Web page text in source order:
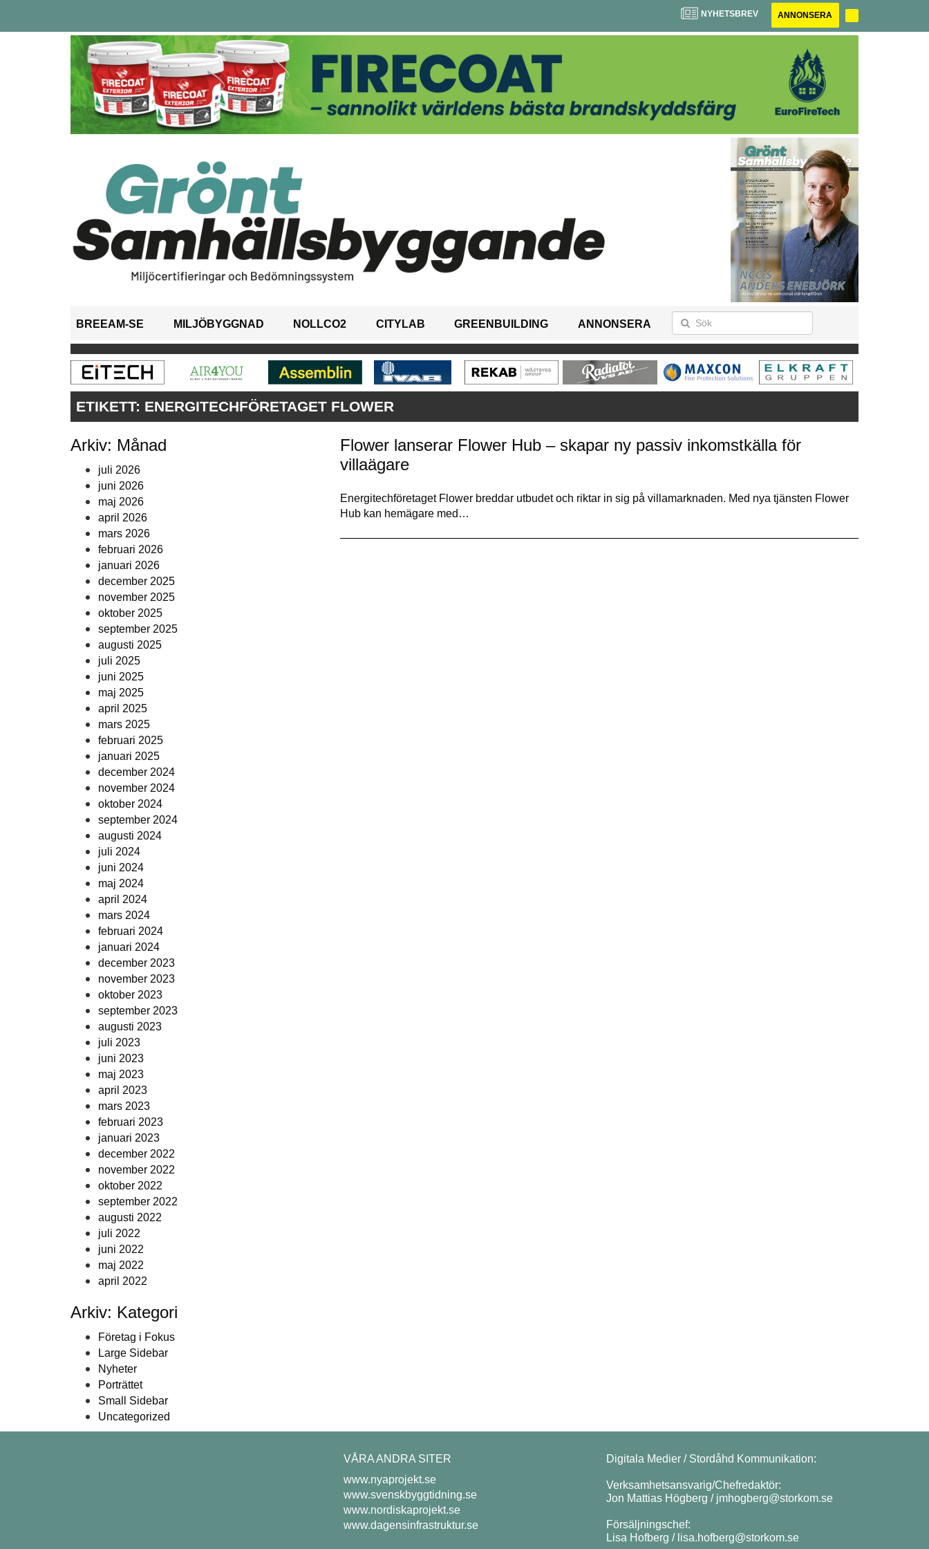
NYHETSBREV ANNONSERA
BREEAM-SE MILJÖBYGGNAD NOLLCO2 CITYLAB GREENBUILDING ANNONSERA
ETIKETT: ENERGITECHFÖRETAGET FLOWER
Arkiv: Månad
juli 2026
juni 2026
maj 2026
april 2026
mars 2026
februari 2026
januari 2026
december 2025
november 2025
oktober 2025
september 2025
augusti 2025
juli 2025
juni 2025
maj 2025
april 2025
mars 2025
februari 2025
januari 2025
december 2024
november 2024
oktober 2024
september 2024
augusti 2024
juli 2024
juni 2024
maj 2024
april 2024
mars 2024
februari 2024
januari 2024
december 2023
november 2023
oktober 2023
september 2023
augusti 2023
juli 2023
juni 2023
maj 2023
april 2023
mars 2023
februari 2023
januari 2023
december 2022
november 2022
oktober 2022
september 2022
augusti 2022
juli 2022
juni 2022
maj 2022
april 2022
Arkiv: Kategori
Företag i Fokus
Large Sidebar
Nyheter
Porträttet
Small Sidebar
Uncategorized
Flower lanserar Flower Hub – skapar ny passiv inkomstkälla för
villaägare
Energitechföretaget Flower breddar utbudet och riktar in sig på villamarknaden. Med nya tjänsten Flower
Hub kan hemägare med…
VÅRA ANDRA SITER
www.nyaprojekt.se
www.svenskbyggtidning.se
www.nordiskaprojekt.se
www.dagensinfrastruktur.se
Digitala Medier / Stordåhd Kommunikation:
Verksamhetsansvarig/Chefredaktör:
Jon Mattias Högberg / jmhogberg@storkom.se
Försäljningschef:
Lisa Hofberg / lisa.hofberg@storkom.se